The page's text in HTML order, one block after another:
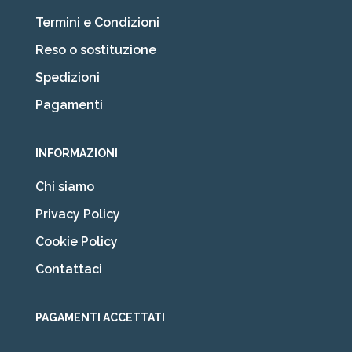
Termini e Condizioni
Reso o sostituzione
Spedizioni
Pagamenti
INFORMAZIONI
Chi siamo
Privacy Policy
Cookie Policy
Contattaci
PAGAMENTI ACCETTATI